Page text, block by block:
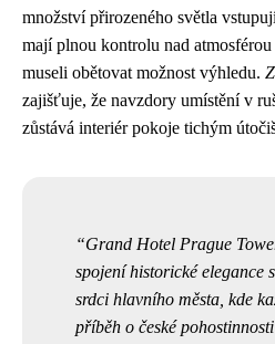
množství přirozeného světla
mají plnou kontrolu nad
museli obětovat možnost výhledu.
zajišťuje, že navzdory umístění v
zůstává interiér pokoje tichým
Grand Hotel Prague
spojení historické elegance
srdci hlavního města, kde
příběh o české